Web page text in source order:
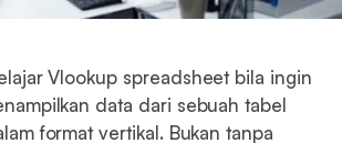
Vlookup spreadsheet bila ingin
data dari sebuah tabel
format vertikal. Bukan tanpa